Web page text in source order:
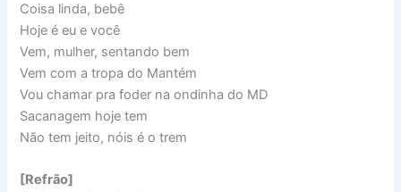
Coisa linda, bebê
Hoje é eu e você
Vem, mulher, sentando bem
Vem com a tropa do Mantém
Vou chamar pra foder na ondinha do MD
Sacanagem hoje tem
Não tem jeito, nóis é o trem
[Refrão]